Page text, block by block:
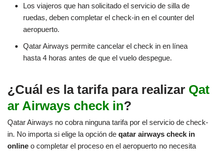
Los viajeros que han solicitado el servicio de silla de
ruedas, deben completar el check-in en el counter del
aeropuerto.
Qatar Airways permite cancelar el check in en línea
hasta 4 horas antes de que el vuelo despegue.
¿Cuál es la tarifa para realizar Qat
ar Airways check in?
Qatar Airways no cobra ninguna tarifa por el servicio de check-
in. No importa si elige la opción de qatar airways check in
online o completar el proceso en el aeropuerto no necesita